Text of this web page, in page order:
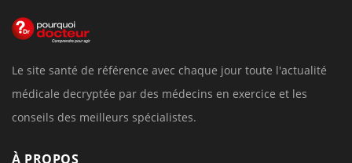
Le site santé de référence avec chaque jour toute l'actualité
médicale decryptée par des médecins en exercice et les
conseils des meilleurs spécialistes.
À PROPOS